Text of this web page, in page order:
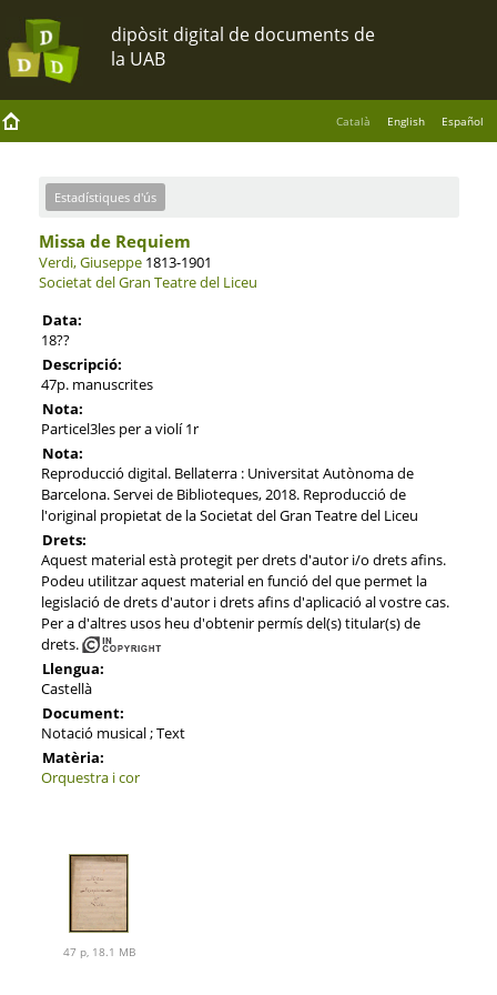
Català English Español
Estadístiques d'ús
Missa de Requiem
Verdi, Giuseppe1813-1901
Societat del Gran Teatre del Liceu
Data:
18??
Descripció:
47p. manuscrites
Nota:
Particel3les per a violí 1r
Nota:
Reproducció digital. Bellaterra : Universitat Autònoma de
Barcelona. Servei de Biblioteques, 2018. Reproducció de
l'original propietat de la Societat del Gran Teatre del Liceu
Drets:
Aquest material està protegit per drets d'autor i/o drets afins.
Podeu utilitzar aquest material en funció del que permet la
legislació de drets d'autor i drets afins d'aplicació al vostre cas.
Per a d'altres usos heu d'obtenir permís del(s) titular(s) de
drets.
Llengua:
Castellà
Document:
Notació musical ; Text
Matèria:
Orquestra i cor
47 p, 18.1 MB